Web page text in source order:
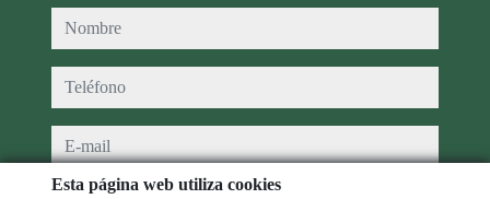
nombre
teléfono
e-mail
Esta página web utiliza cookies